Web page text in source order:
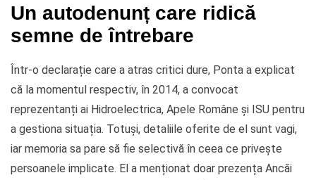
Un autodenunț care ridică
semne de întrebare
Într-o declarație care a atras critici dure, Ponta a explicat
că la momentul respectiv, în 2014, a convocat
reprezentanți ai Hidroelectrica, Apele Române și ISU pentru
a gestiona situația. Totuși, detaliile oferite de el sunt vagi,
iar memoria sa pare să fie selectivă în ceea ce privește
persoanele implicate. El a menționat doar prezența Ancăi